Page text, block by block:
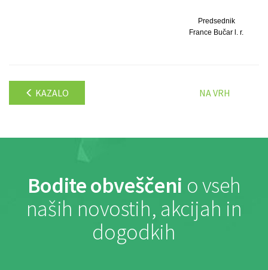
Predsednik
France Bučar l. r.
KAZALO NA VRH
Bodite obveščeni o vseh
naših novostih, akcijah in
dogodkih